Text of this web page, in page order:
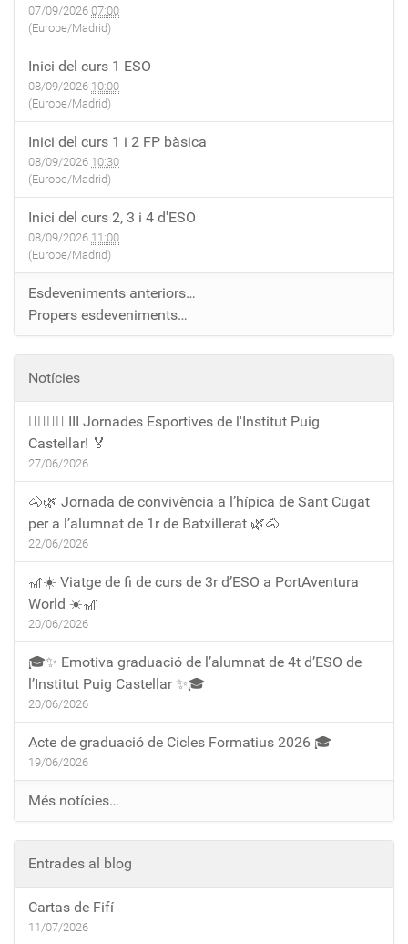
07/09/2026 07:00
(Europe/Madrid)
Inici del curs 1 ESO
08/09/2026 10:00
(Europe/Madrid)
Inici del curs 1 i 2 FP bàsica
08/09/2026 10:30
(Europe/Madrid)
Inici del curs 2, 3 i 4 d'ESO
08/09/2026 11:00
(Europe/Madrid)
Esdeveniments anteriors…
Propers esdeveniments…
Notícies
🏃‍♀️🏃‍♂️ III Jornades Esportives de l'Institut Puig
Castellar! 🏅
27/06/2026
🐴🌿 Jornada de convivència a l’hípica de Sant Cugat
per a l’alumnat de 1r de Batxillerat 🌿🐴
22/06/2026
🎢☀️ Viatge de fi de curs de 3r d’ESO a PortAventura
World ☀️🎢
20/06/2026
🎓✨ Emotiva graduació de l’alumnat de 4t d’ESO de
l’Institut Puig Castellar ✨🎓
20/06/2026
Acte de graduació de Cicles Formatius 2026 🎓
19/06/2026
Més notícies…
Entrades al blog
Cartas de Fifí
11/07/2026